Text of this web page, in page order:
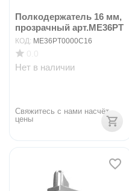
Полкодержатель 16 мм,
прозрачный арт.ME36PT
КОД: ME36PT0000C16
Нет в наличии
Свяжитесь с нами насчёт
цены